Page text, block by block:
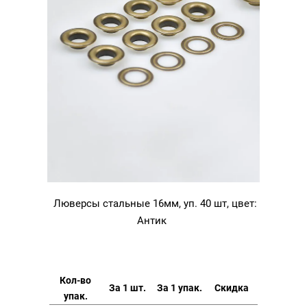
Люверсы стальные 16мм, уп. 40 шт, цвет:
Антик
Кол-во
упак.
За 1 шт. За 1 упак. Скидка